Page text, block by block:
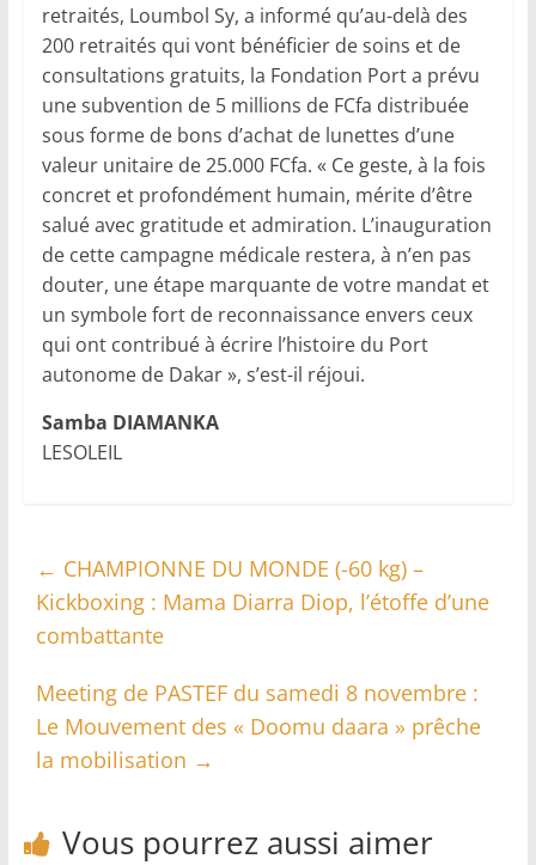
retraités, Loumbol Sy, a informé qu’au-delà des
200 retraités qui vont bénéficier de soins et de
consultations gratuits, la Fondation Port a prévu
une subvention de 5 millions de FCfa distribuée
sous forme de bons d’achat de lunettes d’une
valeur unitaire de 25.000 FCfa. « Ce geste, à la fois
concret et profondément humain, mérite d’être
salué avec gratitude et admiration. L’inauguration
de cette campagne médicale restera, à n’en pas
douter, une étape marquante de votre mandat et
un symbole fort de reconnaissance envers ceux
qui ont contribué à écrire l’histoire du Port
autonome de Dakar », s’est-il réjoui.
Samba DIAMANKA
LESOLEIL
← CHAMPIONNE DU MONDE (-60 kg) –
Kickboxing : Mama Diarra Diop, l’étoffe d’une
combattante
Meeting de PASTEF du samedi 8 novembre :
Le Mouvement des « Doomu daara » prêche
la mobilisation →
Vous pourrez aussi aimer